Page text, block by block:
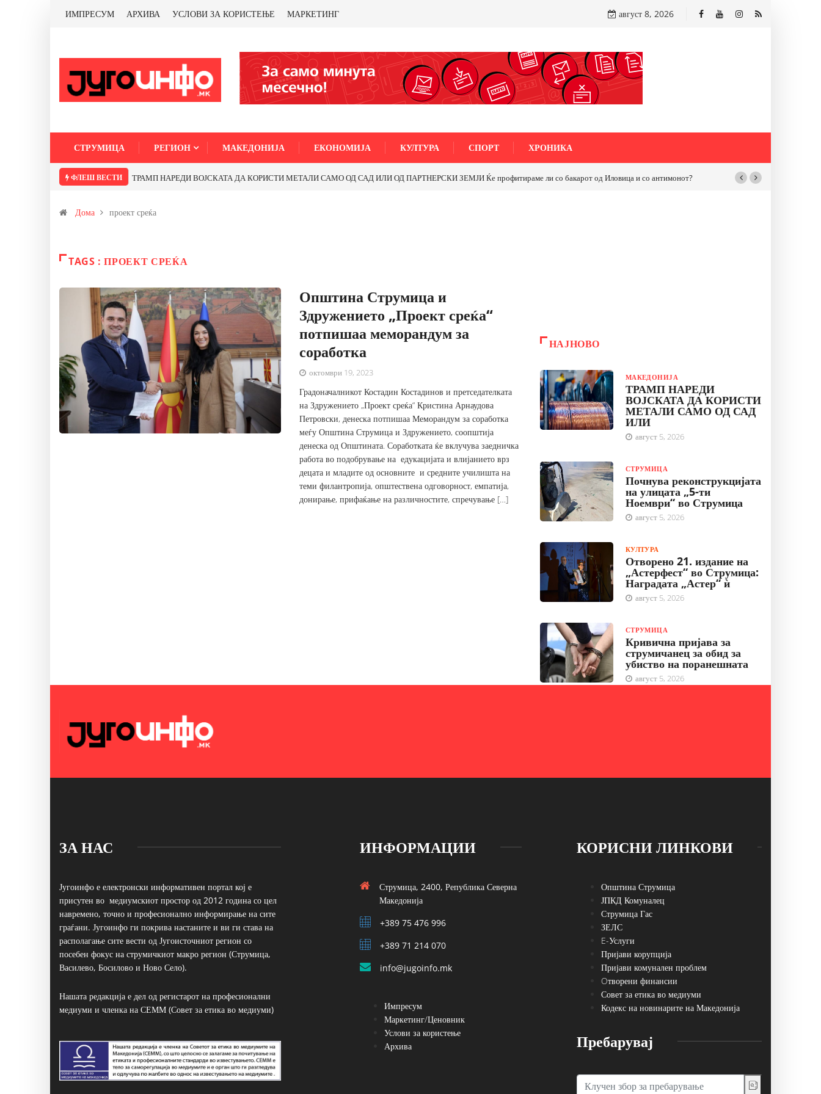
ИМПРЕСУМ АРХИВА УСЛОВИ ЗА КОРИСТЕЊЕ МАРКЕТИНГ август 8, 2026
СТРУМИЦА РЕГИОН МАКЕДОНИЈА ЕКОНОМИЈА КУЛТУРА СПОРТ ХРОНИКА
ФЛЕШ ВЕСТИ ТРАМП НАРЕДИ ВОЈСКАТА ДА КОРИСТИ МЕТАЛИ САМО ОД САД ИЛИ ОД ПАРТНЕРСКИ ЗЕМЈИ Ќе профитираме ли со бакарот од Иловица и со антимонот?
Дома проект среќа
TAGS : ПРОЕКТ СРЕЌА
Општина Струмица и
Здружението „Проект среќа“
потпишаа меморандум за
соработка
октомври 19, 2023
Градоначалникот Костадин Костадинов и претседателката
на Здружението „Проект среќа“ Кристина Арнаудова
Петровски, денеска потпишаа Меморандум за соработка
меѓу Општина Струмица и Здружението, соопштија
денеска од Општината. Соработката ќе вклучува заедничка
работа во подобрување на едукацијата и влијанието врз
децата и младите од основните и средните училишта на
теми филантропија, општествена одговорност, емпатија,
донирање, прифаќање на различностите, спречување […]
НАЈНОВО
МАКЕДОНИЈА
ТРАМП НАРЕДИ
ВОЈСКАТА ДА КОРИСТИ
МЕТАЛИ САМО ОД САД
ИЛИ
август 5, 2026
СТРУМИЦА
Почнува реконструкцијата
на улицата „5-ти
Ноември“ во Струмица
август 5, 2026
КУЛТУРА
Отворено 21. издание на
„Астерфест“ во Струмица:
Наградата „Астер“ ѝ
август 5, 2026
СТРУМИЦА
Кривична пријава за
струмичанец за обид за
убиство на поранешната
август 5, 2026
ЗА НАС
Југоинфо е електронски информативен портал кој е
присутен во медиумскиот простор од 2012 година со цел
навремено, точно и професионално информирање на сите
граѓани. Југоинфо ги покрива настаните и ви ги става на
располагање сите вести од Југоисточниот регион со
посебен фокус на струмичкиот макро регион (Струмица,
Василево, Босилово и Ново Село).
Нашата редакција е дел од регистарот на професионални
медиуми и членка на СЕММ (Совет за етика во медиуми)
ИНФОРМАЦИИ
Струмица, 2400, Република Северна
Македонија
+389 75 476 996
+389 71 214 070
info@jugoinfo.mk
Импресум
Маркетинг/Ценовник
Услови за користење
Архива
КОРИСНИ ЛИНКОВИ
Општина Струмица
ЈПКД Комуналец
Струмица Гас
ЗЕЛС
E-Услуги
Пријави корупција
Пријави комунален проблем
Oтворени финансии
Совет за етика во медиуми
Кодекс на новинарите на Македонија
Пребарувај